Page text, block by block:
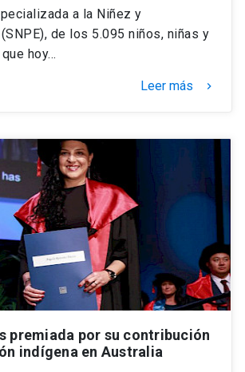
a la Niñez y
de los 5.095 niños, niñas y
hoy…
Leer más keyboard_arrow_right
premiada por su contribución
indígena en Australia